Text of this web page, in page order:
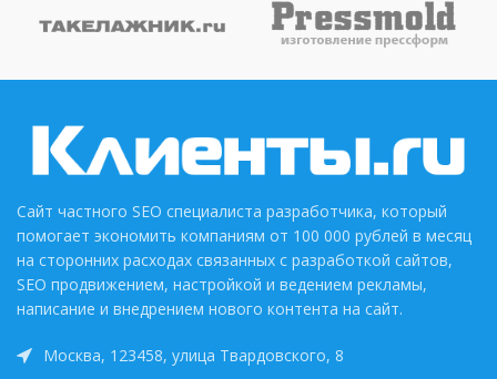
Сайт частного SEO специалиста разработчика, который
помогает экономить компаниям от 100 000 рублей в месяц
на сторонних расходах связанных с разработкой сайтов,
SEO продвижением, настройкой и ведением рекламы,
написание и внедрением нового контента на сайт.
Москва, 123458, улица Твардовского, 8